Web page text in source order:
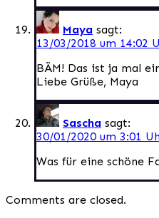
Maya sagt:
13/03/2018 um 14:02
BÄM! Das ist ja mal
Liebe Grüße, Maya
Sascha sagt:
30/01/2020 um 3:01
Was für eine schöne
Comments are closed.